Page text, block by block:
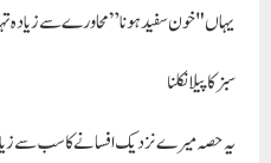
یہاں "خون سفید ہونا” محاورے سے زیادہ
سبز کا پیلا نکلنا
یہ حصہ میرے نزدیک افسانے کا سب سے